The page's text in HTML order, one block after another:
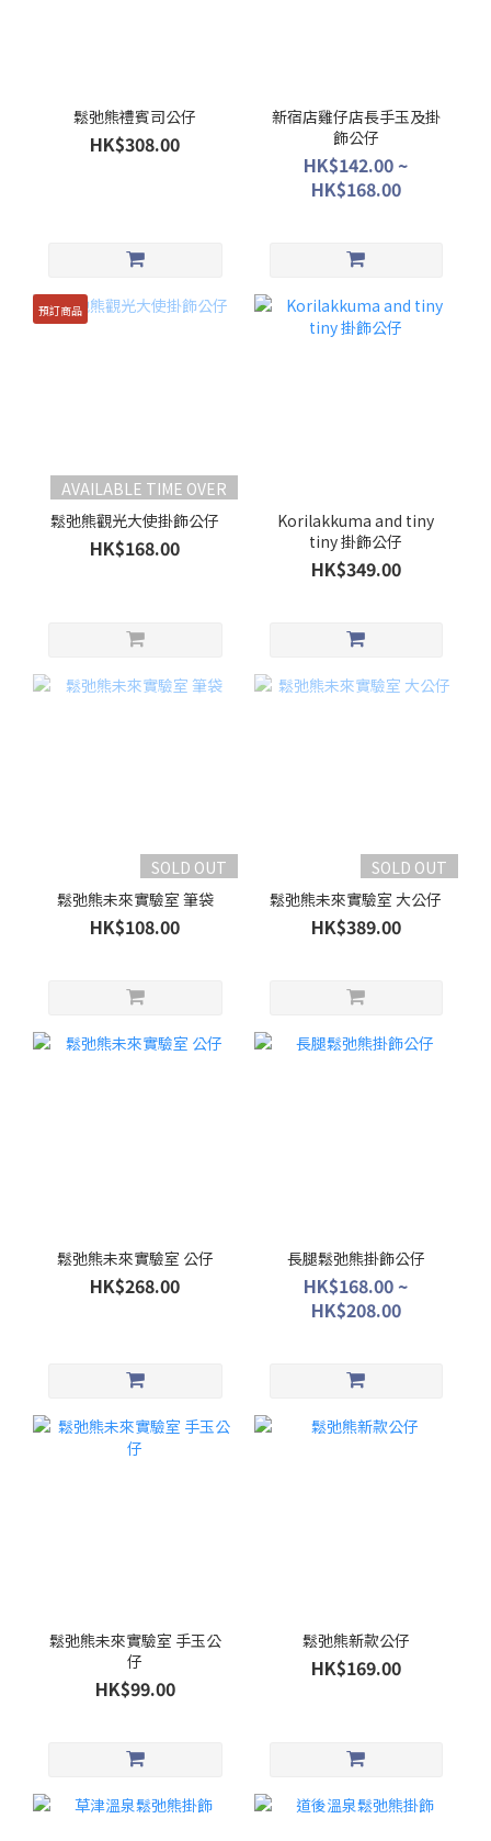
鬆弛熊禮賓司公仔
HK$308.00
新宿店雞仔店長手玉及掛
飾公仔
HK$142.00 ~
HK$168.00
預訂商品
AVAILABLE TIME OVER
鬆弛熊觀光大使掛飾公仔
HK$168.00
Korilakkuma and tiny
tiny 掛飾公仔
HK$349.00
SOLD OUT
鬆弛熊未來實驗室 筆袋
HK$108.00
SOLD OUT
鬆弛熊未來實驗室 大公仔
HK$389.00
鬆弛熊未來實驗室 公仔
HK$268.00
長腿鬆弛熊掛飾公仔
HK$168.00 ~
HK$208.00
鬆弛熊未來實驗室 手玉公
仔
HK$99.00
鬆弛熊新款公仔
HK$169.00